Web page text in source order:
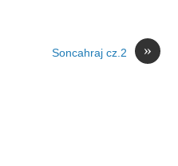
»
Soncahraj cz.2